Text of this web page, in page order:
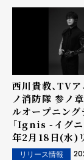
西川貴教、TVア
ノ消防隊 参ノ
ルオープニング
「Ignis -イグ
年2月18日(水)
定！リリース情報